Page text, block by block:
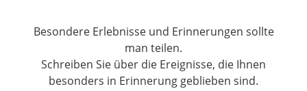
Besondere Erlebnisse und Erinnerungen sollte
man teilen.
Schreiben Sie über die Ereignisse, die Ihnen
besonders in Erinnerung geblieben sind.